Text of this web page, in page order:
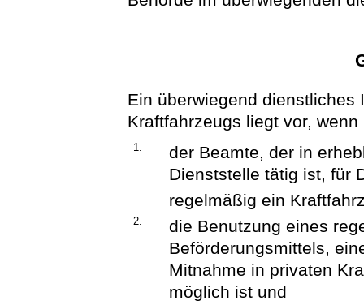
Ein überwiegend dienstliches
Kraftfahrzeugs liegt vor, wenn
1.
der Beamte, der in
Dienststelle tätig ist, für
regelmäßig ein
2.
die Benutzung eines
Beförderungsmittels,
Mitnahme in privaten
möglich ist und